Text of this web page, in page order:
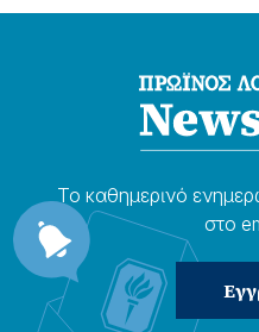
Το καθημερɩνό
στο